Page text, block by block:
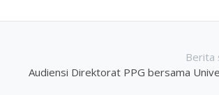
Berita
Audiensi Direktorat PPG bersama